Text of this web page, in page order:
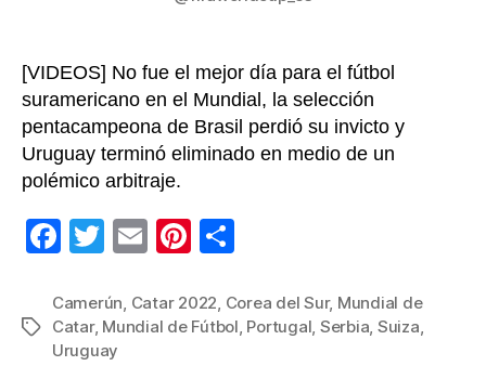
[VIDEOS] No fue el mejor día para el fútbol
suramericano en el Mundial, la selección
pentacampeona de Brasil perdió su invicto y
Uruguay terminó eliminado en medio de un
polémico arbitraje.
F
c
e
T
tt
er
E
ail
Pi
er
e
m
p
Etiquetas
Camerún, Catar 2022, Corea del Sur, Mundial de
Catar, Mundial de Fútbol, Portugal, Serbia, Suiza,
Uruguay